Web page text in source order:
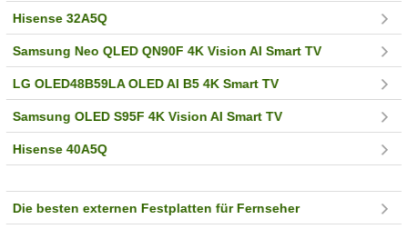
Hisense 32A5Q
Samsung Neo QLED QN90F 4K Vision AI Smart TV
LG OLED48B59LA OLED AI B5 4K Smart TV
Samsung OLED S95F 4K Vision AI Smart TV
Hisense 40A5Q
Die besten externen Festplatten für Fernseher